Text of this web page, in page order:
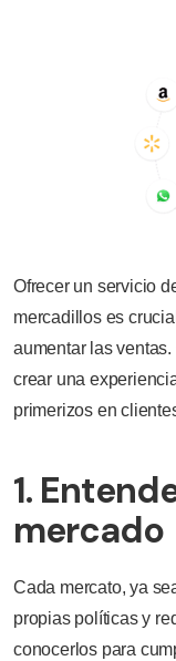
Ofrecer un servicio
mercadillos es
aumentar las
crear una
primerizos en
1.
mercado
Cada mercato, ya
propias políticas y
conocerlos para